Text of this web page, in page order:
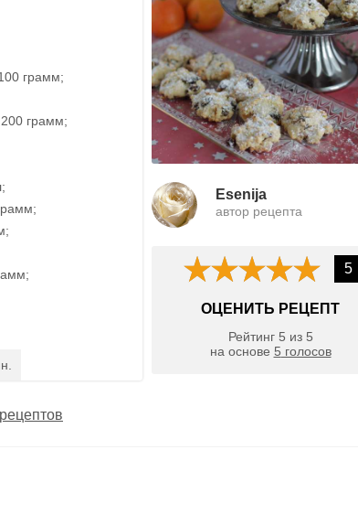
грамм;
грамм;
Esenija
автор рецепта
5
ОЦЕНИТЬ РЕЦЕПТ
Рейтинг 5 из 5
на основе 5 голосов